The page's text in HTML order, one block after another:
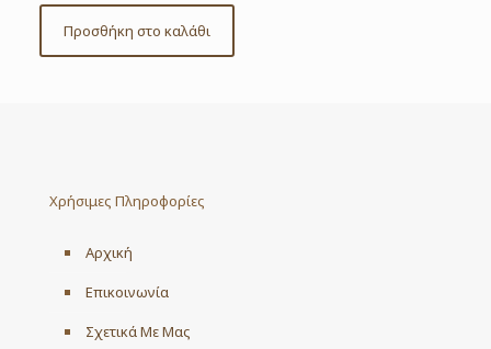
Προσθήκη στο καλάθι
Χρήσιμες Πληροφορίες
Αρχική
Επικοινωνία
Σχετικά Με Μας